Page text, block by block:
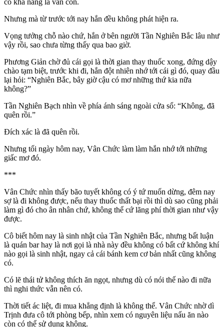
Nhưng mà từ trước tới nay hắn đều không phát hiện ra.
Vọng tưởng chỗ nào chứ, hắn ở bên người Tần Nghiên Bắc lâu như
vậy rồi, sao chưa từng thấy qua bao giờ.
Phương Giản chờ đủ cái gọi là thời gian thay thuốc xong, đứng dậy
chào tạm biệt, trước khi đi, hắn đột nhiên nhớ tới cái gì đó, quay đầu
lại hỏi: “Nghiên Bắc, bây giờ cậu có mơ những thứ kia nữa
không?”
Tần Nghiên Bạch nhìn về phía ánh sáng ngoài cửa sổ: “Không, đã
quên rồi.”
Đích xác là đã quên rồi.
Nhưng tối ngày hôm nay, Vân Chức làm làm hắn nhớ tới những
giấc mơ đó.
***
Vân Chức nhìn thấy bão tuyết không có ý tứ muốn dừng, đêm nay
sợ là đi không được, nếu thay thuốc thất bại rồi thì dù sao cũng phải
làm gì đó cho ân nhân chứ, không thể cứ lãng phí thời gian như vậy
được.
Cô biết hôm nay là sinh nhật của Tần Nghiên Bắc, nhưng bất luận
là quán bar hay là nơi gọi là nhà này đều không có bất cứ không khí
nào gọi là sinh nhật, ngay cả cái bánh kem cơ bản nhất cũng không
có.
Có lẽ thái tử không thích ăn ngọt, nhưng dù có nói thế nào đi nữa
thì nghi thức vẫn nên có.
Thời tiết ác liệt, đi mua khẳng định là không thể. Vân Chức nhờ dì
Trịnh đưa cô tới phòng bếp, nhìn xem có nguyên liệu nấu ăn nào
còn có thể sử dụng không.